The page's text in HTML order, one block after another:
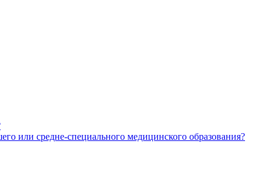
или средне-специального медицинского образования?